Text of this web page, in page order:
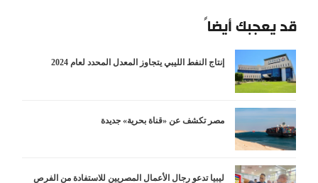
قد يعجبك أيضاً
إنتاج النفط الليبي يتجاوز المعدل المحدد لعام 2024
مصر تكشف عن «قناة بحرية» جديدة
ليبيا تدعو رجال الأعمال المصريين للاستفادة من الفرص